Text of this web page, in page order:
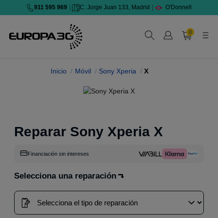
911 595 969 C. Jorge Juan 133, Madrid O'Donnell
0
Inicio Móvil Sony Xperia X
Reparar Sony Xperia X
Financiación sin intereses
Selecciona una reparación